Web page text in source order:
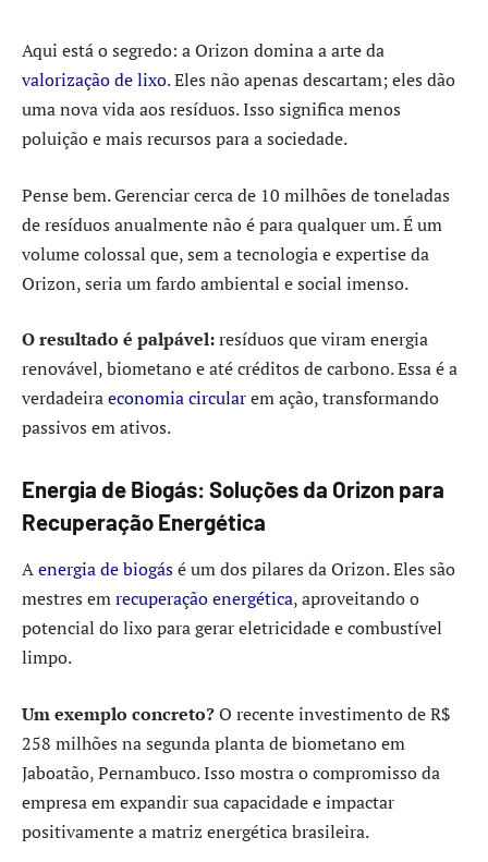
Aqui está o segredo: a Orizon domina a arte da
valorização de lixo. Eles não apenas descartam; eles dão
uma nova vida aos resíduos. Isso significa menos
poluição e mais recursos para a sociedade.
Pense bem. Gerenciar cerca de 10 milhões de toneladas
de resíduos anualmente não é para qualquer um. É um
volume colossal que, sem a tecnologia e expertise da
Orizon, seria um fardo ambiental e social imenso.
O resultado é palpável:resíduos que viram energia
renovável, biometano e até créditos de carbono. Essa é a
verdadeiraeconomia circularem ação, transformando
passivos em ativos.
Energia de Biogás: Soluções da Orizon para
Recuperação Energética
Aenergia de biogásé um dos pilares da Orizon. Eles são
mestres emrecuperação energética, aproveitando o
potencial do lixo para gerar eletricidade e combustível
limpo.
Um exemplo concreto?O recente investimento de R$
258 milhões na segunda planta de biometano em
Jaboatão, Pernambuco. Isso mostra o compromisso da
empresa em expandir sua capacidade e impactar
positivamente a matriz energética brasileira.